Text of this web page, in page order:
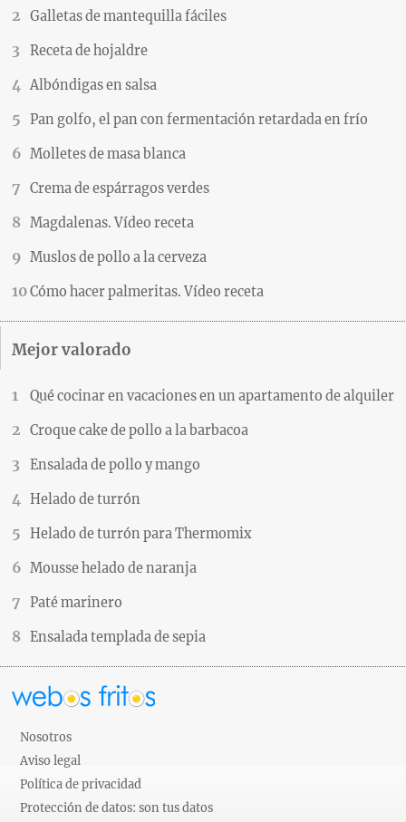
Galletas de mantequilla fáciles
Receta de hojaldre
Albóndigas en salsa
Pan golfo, el pan con fermentación retardada en frío
Molletes de masa blanca
Crema de espárragos verdes
Magdalenas. Vídeo receta
Muslos de pollo a la cerveza
Cómo hacer palmeritas. Vídeo receta
Mejor valorado
Qué cocinar en vacaciones en un apartamento de alquiler
Croque cake de pollo a la barbacoa
Ensalada de pollo y mango
Helado de turrón
Helado de turrón para Thermomix
Mousse helado de naranja
Paté marinero
Ensalada templada de sepia
Nosotros
Aviso legal
Política de privacidad
Protección de datos: son tus datos